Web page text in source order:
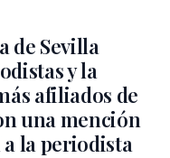
de Sevilla
y la
afiliados de
una mención
a la periodista